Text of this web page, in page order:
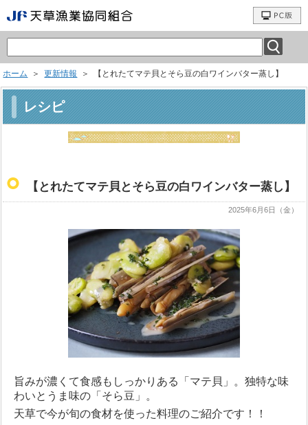
ホーム ＞更新情報 ＞ 【とれたてマテ貝とそら豆の白ワインバター蒸し】
レシピ
【とれたてマテ貝とそら豆の白ワインバター蒸し】
2025年6月6日（金）
旨みが濃くて食感もしっかりある「マテ貝」。独特な味
わいとうま味の「そら豆」。
天草で今が旬の食材を使った料理のご紹介です！！